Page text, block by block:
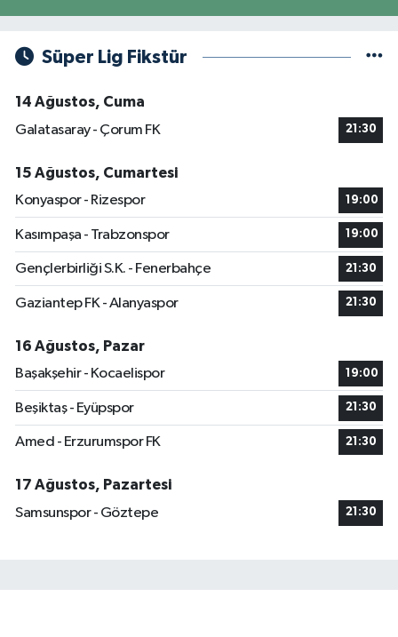
Süper Lig Fikstür
14 Ağustos, Cuma
Galatasaray - Çorum FK
21:30
15 Ağustos, Cumartesi
Konyaspor - Rizespor
19:00
Kasımpaşa - Trabzonspor 19:00
Gençlerbirliği S.K. - Fenerbahçe 21:30
Gaziantep FK - Alanyaspor 21:30
16 Ağustos, Pazar
Başakşehir - Kocaelispor
19:00
Beşiktaş - Eyüpspor 21:30
Amed - Erzurumspor FK 21:30
17 Ağustos, Pazartesi
Samsunspor - Göztepe
21:30